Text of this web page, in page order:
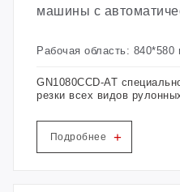
машины с
Рабочая область: 840*580
GN1080CCD-AT
резки всех видов
система подачи, которая
половину трудозатрат при
Подробнее +